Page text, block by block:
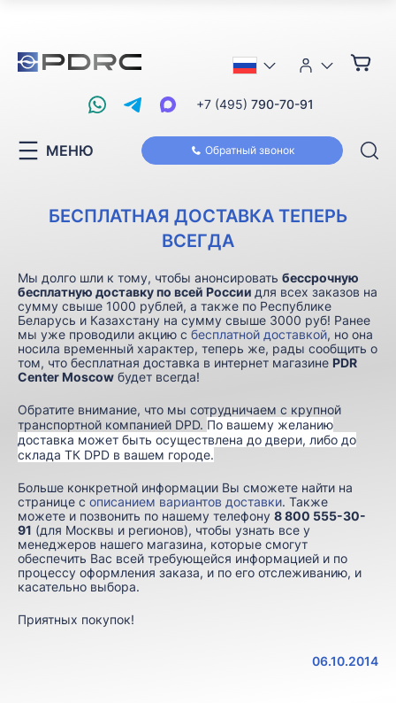
Обратный звонок
+7 (495) 790-70-91
МЕНЮ
БЕСПЛАТНАЯ ДОСТАВКА ТЕПЕРЬ
ВСЕГДА
Мы долго шли к тому, чтобы анонсировать бессрочную
бесплатную доставку по всей России для всех заказов на
сумму свыше 1000 рублей, а также по Республике
Беларусь и Казахстану на сумму свыше 3000 руб! Ранее
мы уже проводили акцию с бесплатной доставкой, но она
носила временный характер, теперь же, рады сообщить о
том, что бесплатная доставка в интернет магазине PDR
Center Moscow будет всегда!
Обратите внимание, что мы сотрудничаем с крупной
транспортной компанией DPD. По вашему желанию
доставка может быть осуществлена до двери, либо до
склада ТК DPD в вашем городе.
Больше конкретной информации Вы сможете найти на
странице с описанием вариантов доставки. Также
можете и позвонить по нашему телефону 8 800 555-30-
91 (для Москвы и регионов), чтобы узнать все у
менеджеров нашего магазина, которые смогут
обеспечить Вас всей требующейся информацией и по
процессу оформления заказа, и по его отслеживанию, и
касательно выбора.
Приятных покупок!
06.10.2014